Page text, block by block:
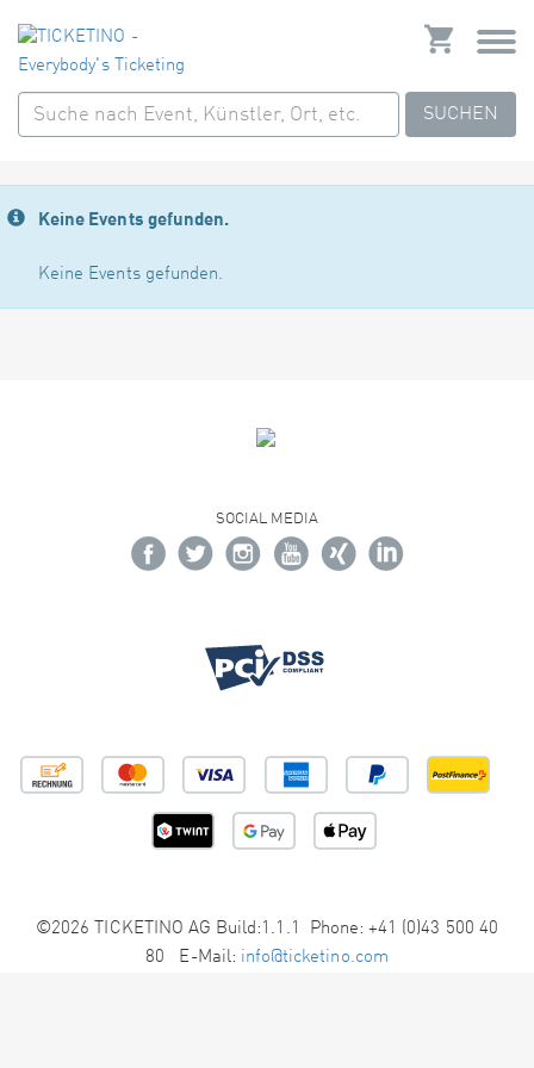
SUCHEN
Keine Events gefunden.
Keine Events gefunden.
SOCIAL MEDIA
©2026 TICKETINO AG Build:1.1.1 Phone: +41 (0)43 500 40
80 E-Mail: info@ticketino.com